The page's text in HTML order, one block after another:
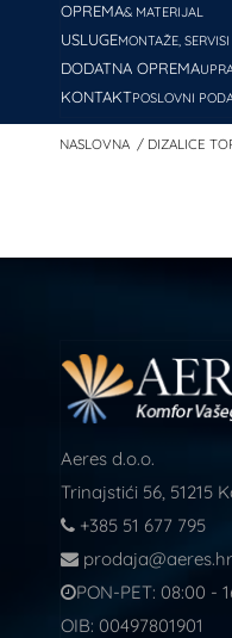
OPREMA& MATERIJAL
USLUGEMONTAŽE, SERVISI
DODATNA OPREMA
KONTAKTPOSLOVNI
NASLOVNA DIZALICE
Aeres d.o.o.
Trinajstići 56, 51215
+385 51 677 795
prodaja@aeres.hr
PON-PET: 08:00 -
OIB: 00497801901